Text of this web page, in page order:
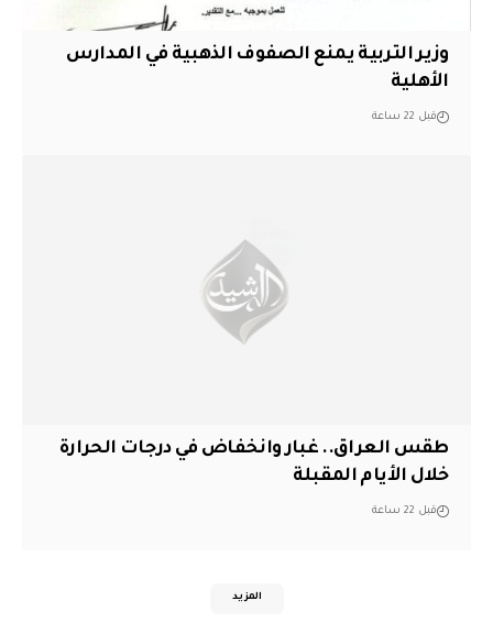
وزير التربية يمنع الصفوف الذهبية في المدارس
الأهلية
قبل 22 ساعة
طقس العراق.. غبار وانخفاض في درجات الحرارة
خلال الأيام المقبلة
قبل 22 ساعة
المزيد